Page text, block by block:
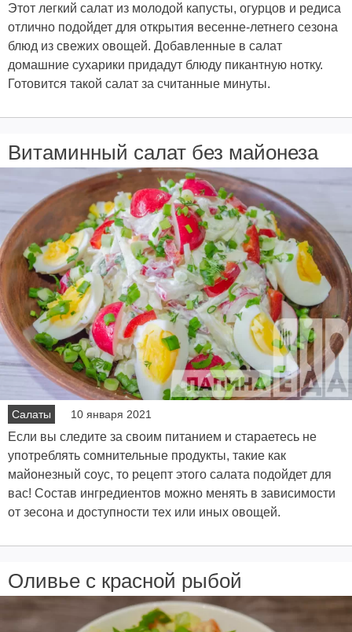
Этот легкий салат из молодой капусты, огурцов и редиса
отлично подойдет для открытия весенне-летнего сезона
блюд из свежих овощей. Добавленные в салат
домашние сухарики придадут блюду пикантную нотку.
Готовится такой салат за считанные минуты.
Витаминный салат без майонеза
Салаты 10 января 2021
Если вы следите за своим питанием и стараетесь не
употреблять сомнительные продукты, такие как
майонезный соус, то рецепт этого салата подойдет для
вас! Состав ингредиентов можно менять в зависимости
от зесона и доступности тех или иных овощей.
Оливье с красной рыбой